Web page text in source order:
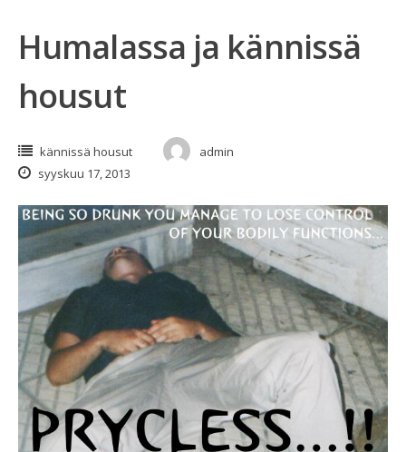
Humalassa ja kännissä
housut
kännissä housut
admin
syyskuu 17, 2013